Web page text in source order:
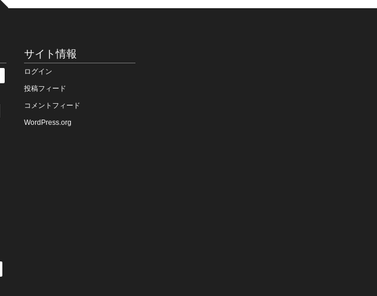
サイト情報
ログイン
投稿フィード
コメントフィード
WordPress.org